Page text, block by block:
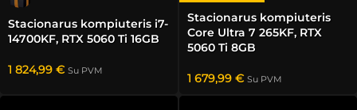
Stacionarus kompiuteris i7-
14700KF, RTX 5060 Ti 16GB
1 824,99 € Su PVM
Stacionarus kompiuteris
Core Ultra 7 265KF, RTX
5060 Ti 8GB
1 679,99 € Su PVM